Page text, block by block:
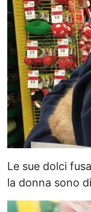
Le sue dolci
la donna sono